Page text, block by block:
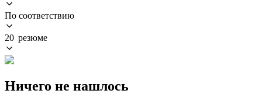
По соответствию
20 резюме
Ничего не нашлось